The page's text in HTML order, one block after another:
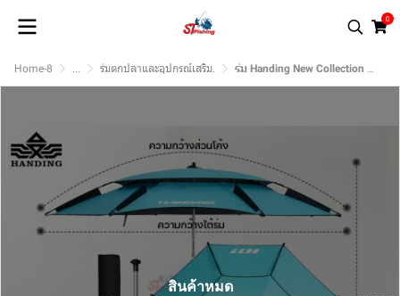
0
Home-8 ... ร่มตกปลาและอุปกรณ์เสริม. ร่ม Handing New Collection Handing HD.1
สินค้าหมด